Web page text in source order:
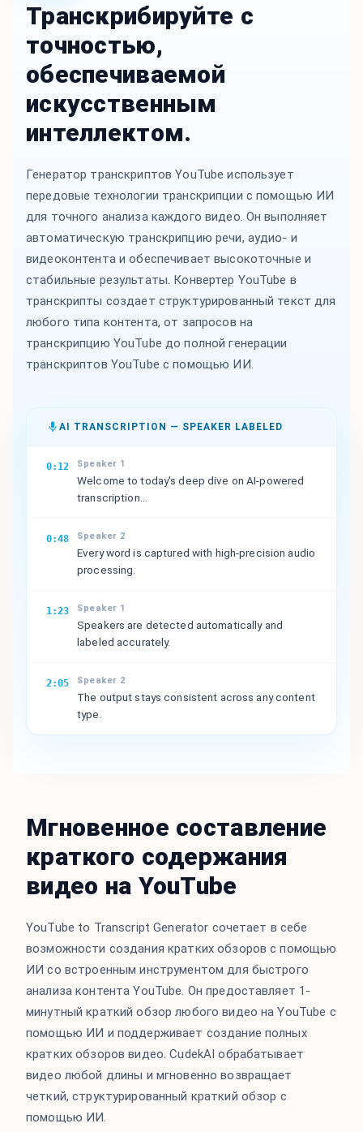
AI TRANSCRIPTION — SPEAKER LABELED
0:12 Speaker 1
Welcome to today's deep dive on AI-powered
transcription...
0:48 Speaker 2
Every word is captured with high-precision audio
processing.
1:23 Speaker 1
Speakers are detected automatically and
labeled accurately.
2:05 Speaker 2
The output stays consistent across any content
type.
Транскрибируйте с
точностью,
обеспечиваемой
искусственным
интеллектом.
Генератор транскриптов YouTube использует
передовые технологии транскрипции с помощью ИИ
для точного анализа каждого видео. Он выполняет
автоматическую транскрипцию речи, аудио- и
видеоконтента и обеспечивает высокоточные и
стабильные результаты. Конвертер YouTube в
транскрипты создает структурированный текст для
любого типа контента, от запросов на
транскрипцию YouTube до полной генерации
транскриптов YouTube с помощью ИИ.
Мгновенное составление
краткого содержания
видео на YouTube
YouTube to Transcript Generator сочетает в себе
возможности создания кратких обзоров с помощью
ИИ со встроенным инструментом для быстрого
анализа контента YouTube. Он предоставляет 1-
минутный краткий обзор любого видео на YouTube с
помощью ИИ и поддерживает создание полных
кратких обзоров видео. CudekAI обрабатывает
видео любой длины и мгновенно возвращает
четкий, структурированный краткий обзор с
помощью ИИ.